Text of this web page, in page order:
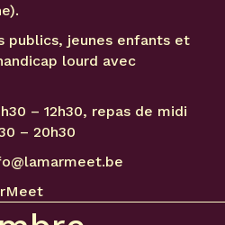
publics, jeunes enfants et
lourd avec
– 12h30, repas de midi
– 20h30